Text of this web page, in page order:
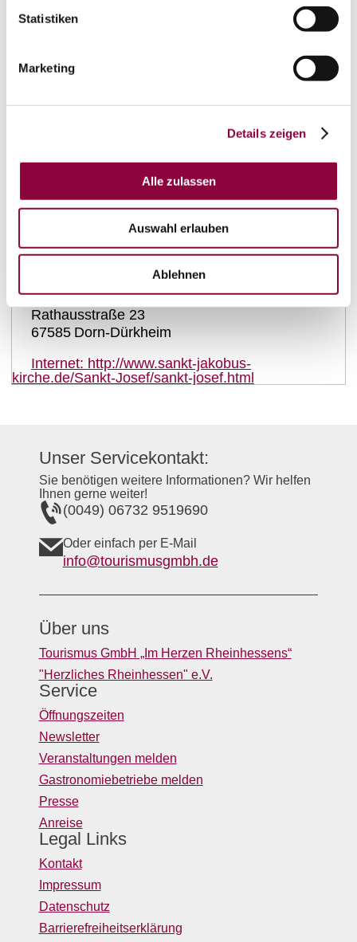
Statistiken
Marketing
Details zeigen
Alle zulassen
Auswahl erlauben
Ablehnen
auf Karte anzeigen
Kontaktinformationen:
Katholische Kirche St. Joseph
Rathausstraße 23
67585 Dorn-Dürkheim
Internet: http://www.sankt-jakobus-
kirche.de/Sankt-Josef/sankt-josef.html
Unser Servicekontakt:
Sie benötigen weitere Informationen? Wir helfen
Ihnen gerne weiter!
(0049) 06732 9519690
Oder einfach per E-Mail
info@tourismusgmbh.de
Über uns
Tourismus GmbH „Im Herzen Rheinhessens“
"Herzliches Rheinhessen" e.V.
Service
Öffnungszeiten
Newsletter
Veranstaltungen melden
Gastronomiebetriebe melden
Presse
Anreise
Legal Links
Kontakt
Impressum
Datenschutz
Barrierefreiheitserklärung